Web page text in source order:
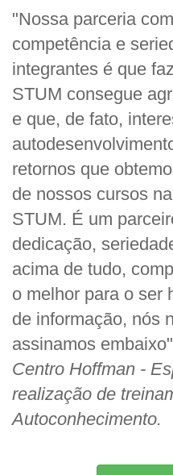
"Nossa parceria
competência e
integrantes é que
STUM consegue
e que, de fato,
retornos que
de nossos cursos
STUM. É um
dedicação,
acima de tudo,
o melhor para o ser
de informação, nós
assinamos
Centro Hoffman -
realização de
Autoconhecimento.